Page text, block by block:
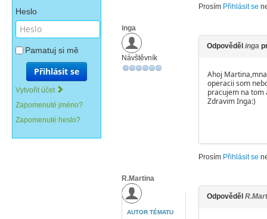
Heslo
Pamatuj si mě
Přihlásit se
Vytvořit účet
Zapomenuté jméno?
Zapomenuté heslo?
Prosím Přihlásit se
inga
Návštěvník
Odpověděl inga
Ahoj
operacii som
pracujem na tom
Zdravim Inga:)
Prosím Přihlásit se
R.Martina
AUTOR TÉMATU
Odpověděl